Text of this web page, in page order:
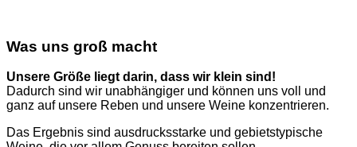
Was uns groß macht
Unsere Größe liegt darin, dass wir klein sind!
Dadurch sind wir unabhängiger und können uns voll und
ganz auf unsere Reben und unsere Weine konzentrieren.
Das Ergebnis sind ausdrucksstarke und gebietstypische